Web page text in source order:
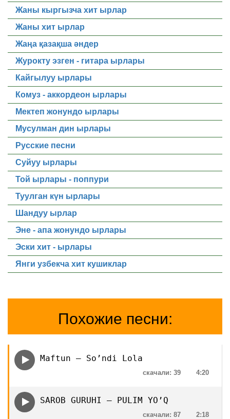
Жаны кыргызча хит ырлар
Жаны хит ырлар
Жаңа қазақша әндер
Журокту эзген - гитара ырлары
Кайгылуу ырлары
Комуз - аккордеон ырлары
Мектеп жонундо ырлары
Мусулман дин ырлары
Русские песни
Суйуу ырлары
Той ырлары - поппури
Туулган күн ырлары
Шандуу ырлар
Эне - апа жонундо ырлары
Эски хит - ырлары
Янги узбекча хит кушиклар
Похожие песни:
Maftun — So’ndi Lola
4:20
скачали: 39
SAROB GURUHI — PULIM YO’Q
2:18
скачали: 87